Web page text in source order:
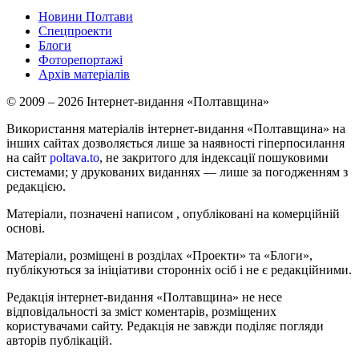
Новини Полтави
Спецпроекти
Блоги
Фоторепортажі
Архів матеріалів
© 2009 – 2026 Інтернет-видання «Полтавщина»
Використання матеріалів інтернет-видання «Полтавщина» на
інших сайтах дозволяється лише за наявності гіперпосилання
на сайт poltava.to, не закритого для індексації пошуковими
системами; у друкованих виданнях — лише за погодженням з
редакцією.
Матеріали, позначені написом , опубліковані на комерційній
основі.
Матеріали, розміщені в розділах «Проекти» та «Блоги»,
публікуються за ініціативи сторонніх осіб і не є редакційними.
Редакція інтернет-видання «Полтавщина» не несе
відповідальності за зміст коментарів, розміщених
користувачами сайту. Редакція не завжди поділяє погляди
авторів публікацій.